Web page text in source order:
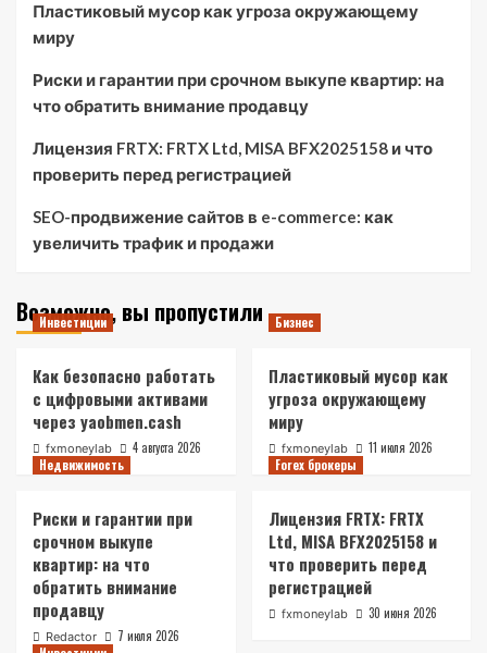
Пластиковый мусор как угроза окружающему
миру
Риски и гарантии при срочном выкупе квартир: на
что обратить внимание продавцу
Лицензия FRTX: FRTX Ltd, MISA BFX2025158 и что
проверить перед регистрацией
SEO-продвижение сайтов в e-commerce: как
увеличить трафик и продажи
Возможно, вы пропустили
Инвестиции
Как безопасно работать
с цифровыми активами
через yaobmen.cash
fxmoneylab 4 августа 2026
Бизнес
Пластиковый мусор как
угроза окружающему
миру
fxmoneylab
11 июля 2026
Недвижимость
Риски и гарантии при
срочном выкупе
квартир: на что
обратить внимание
продавцу
Redactor 7 июля 2026
Forex брокеры
Лицензия FRTX: FRTX
Ltd, MISA BFX2025158 и
что проверить перед
регистрацией
fxmoneylab 30 июня 2026